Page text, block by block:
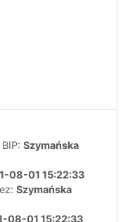
Szymańska
08-01 15:22:33
Szymańska
08-01 15:22:33